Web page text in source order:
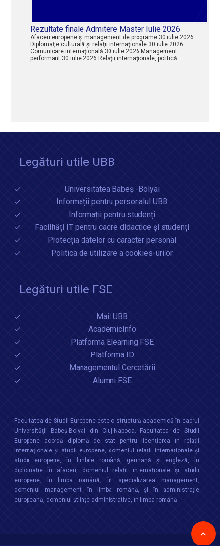
Rezultate finale Admitere Master Iulie 2026
Afaceri europene şi management de programe 30 iulie 2026
Diplomaţie culturală şi relaţii internaţionale 30 iulie 2026
Comunicare internaţională 30 iulie 2026 Management
performant 30 iulie 2026 Relaţii internaţionale, politică …
Legături utile UBB
Universitatea Babeș -Bolyai
Informații pentru personalul UBB
Informații pentru studenți
Facilități IT pentru cadre didactice și studenți
Protecția datelor cu caracter personal
Politica de utilizare a cookies-urilor
Legături utile FSE
Mail UBB
AcademicInfo
Platforma Elearning FSE
Platforma ID
Managementul Cercetării
Alumni FSE
Facultatea de Studii Europene este o structură academică în cadrul
Universităţii Babeș-Bolyai din Cluj-Napoca. Facultatea de Studii
Europene acordă diplomă de stat pentru licențierea în relaţii
internaţionale şi studii europene, domeniul relații internaționale şi
studii europene, în limbile română, germană și engleză, în
diplomație în afaceri, domeniul relații internaționale și studii
europene, în limba română, în specializarea management,
domeniul management, în limba română, și în administrație
europeană, domeniul științe administrative, în limba română